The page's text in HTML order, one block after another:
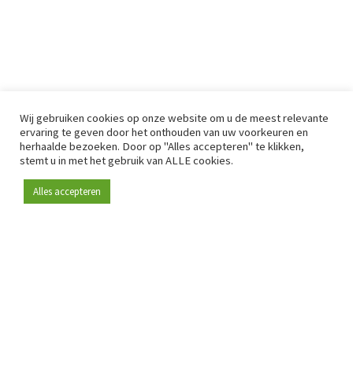
Wij gebruiken cookies op onze website om u de meest relevante
ervaring te geven door het onthouden van uw voorkeuren en
herhaalde bezoeken. Door op "Alles accepteren" te klikken,
stemt u in met het gebruik van ALLE cookies.
Alles accepteren